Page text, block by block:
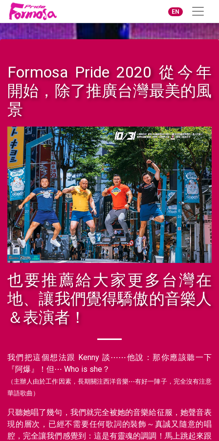
EN
Formosa Pride 2020 從今年
開始，除了推廣台灣最美的風
景
也要推薦給大家更多台灣在
地、讓我們覺得驕傲的音樂人
＆表演者！
我們把這個想法跟 Kenny 談⋯⋯他說：那你應該聽一下
『阿爆』！但⋯ Who is she？
（主辦人由於工作因素，長期關注西洋音樂⋯有好一陣子，完全沒有注意
華語歌曲）
只聽她唱了幾句，我們就完全被她的音樂給征服，她聲音表
現的層次，已經不需要任何歌詞的裝飾～真誠又隨意的唱
腔，完全讓我們感覺到：這是有靈魂的調調！馬上跳起來跟